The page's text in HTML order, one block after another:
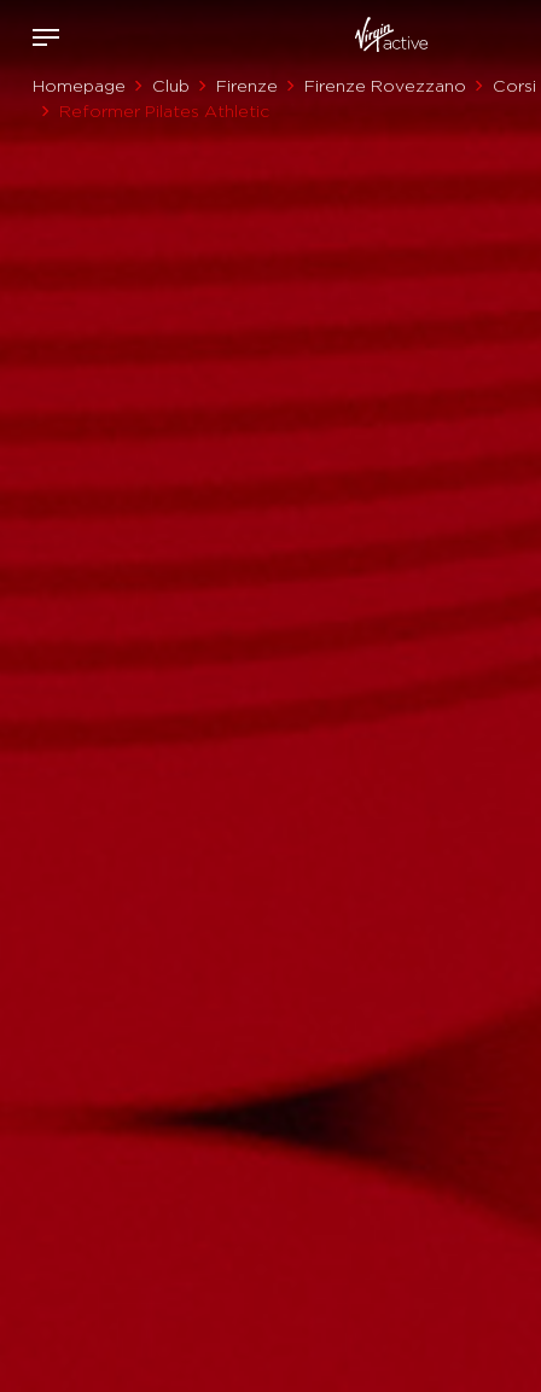
Homepage Club Firenze Firenze Rovezzano
Corsi
Reformer Pilates Athletic